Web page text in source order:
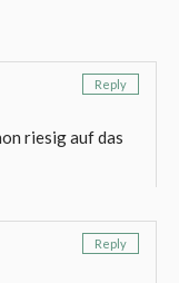
Reply
riesig auf das
Reply